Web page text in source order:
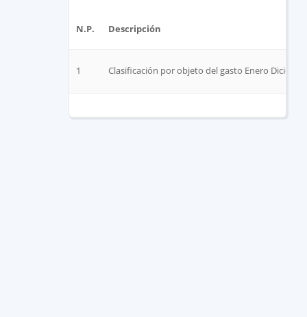
N.P. Descripción
1 Clasificación por objeto del gasto Enero